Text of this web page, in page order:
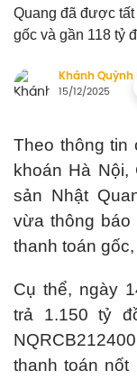
Quang đã được tất
gốc và gần 118 tỷ
Khánh Quỳnh
15/12/2025
Theo thông tin
khoán Hà Nội,
sản Nhật
vừa thông
thanh toán
Cụ thể, ngày
trả 1.150 tỷ
thanh toán nốt